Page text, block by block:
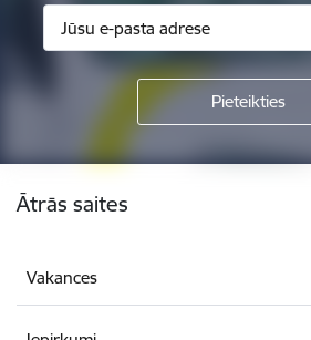
Ātrās saites
Vakances